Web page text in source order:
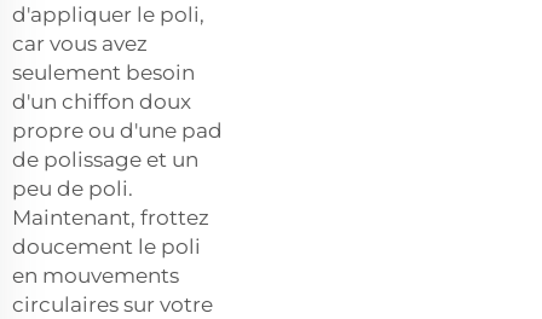
d'appliquer le poli,
car vous avez
seulement besoin
d'un chiffon doux
propre ou d'une pad
de polissage et un
peu de poli.
Maintenant, frottez
doucement le poli
en mouvements
circulaires sur votre